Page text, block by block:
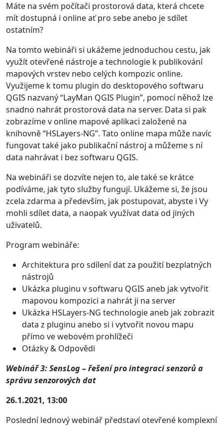
Máte na svém počítači prostorová data, která chcete
mít dostupná i online ať pro sebe anebo je sdílet
ostatním?
Na tomto webináři si ukážeme jednoduchou cestu, jak
využít otevřené nástroje a technologie k publikování
mapových vrstev nebo celých kompozic online.
Využijeme k tomu plugin do desktopového softwaru
QGIS nazvaný “LayMan QGIS Plugin”, pomocí něhož lze
snadno nahrát prostorová data na server. Data si pak
zobrazíme v online mapové aplikaci založené na
knihovně “HSLayers-NG”. Tato online mapa může navíc
fungovat také jako publikační nástroj a můžeme s ní
data nahrávat i bez softwaru QGIS.
Na webináři se dozvíte nejen to, ale také se krátce
podíváme, jak tyto služby fungují. Ukážeme si, že jsou
zcela zdarma a především, jak postupovat, abyste i Vy
mohli sdílet data, a naopak využívat data od jiných
uživatelů.
Program webináře:
Architektura pro sdílení dat za použití bezplatných
nástrojů
Ukázka pluginu v softwaru QGIS aneb jak vytvořit
mapovou kompozici a nahrát ji na server
Ukázka HSLayers-NG technologie aneb jak zobrazit
data z pluginu anebo si i vytvořit novou mapu
přímo ve webovém prohlížeči
Otázky & Odpovědi
Webinář 3: SensLog – řešení pro integraci senzorů a
správu senzorových dat
26.1.2021, 13:00
Poslední lednový webinář představí otevřené komplexní